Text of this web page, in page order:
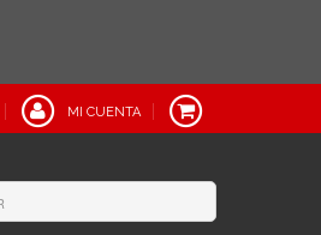
MI CUENTA